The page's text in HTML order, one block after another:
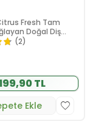
Fresh Tam
Doğal Diş
gr(2)
TL
Ekle